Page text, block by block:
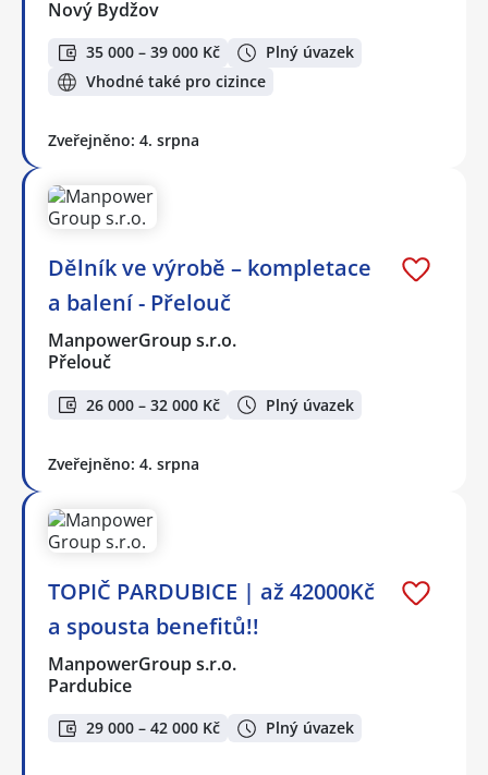
Nový Bydžov
35 000 – 39 000 Kč
Plný úvazek
Vhodné také pro cizince
Zveřejněno: 4. srpna
Dělník ve výrobě – kompletace
a balení - Přelouč
ManpowerGroup s.r.o.
Přelouč
26 000 – 32 000 Kč Plný úvazek
Zveřejněno: 4. srpna
TOPIČ PARDUBICE | až 42000Kč
a spousta benefitů!!
ManpowerGroup s.r.o.
Pardubice
29 000 – 42 000 Kč Plný úvazek